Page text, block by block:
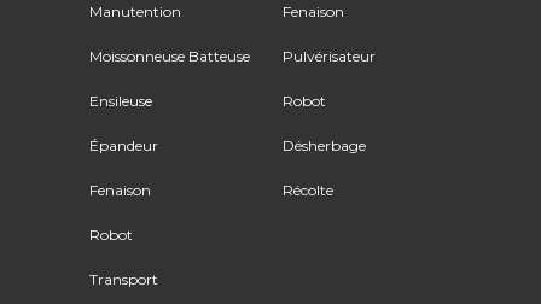
Manutention
Moissonneuse Batteuse
Ensileuse
Épandeur
Fenaison
Robot
Transport
Fenaison
Pulvérisateur
Robot
Désherbage
Récolte